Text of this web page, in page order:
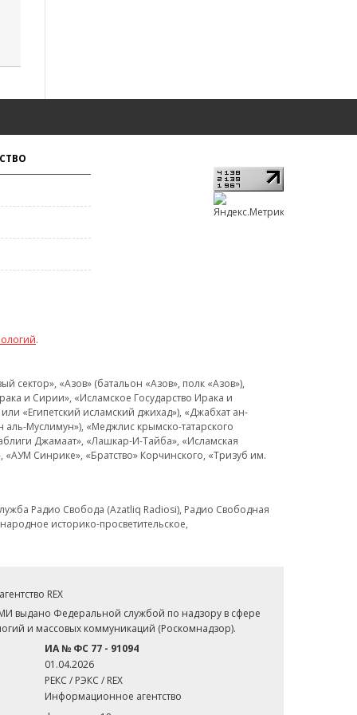
.
«Азов» (батальон «Азов», полк «Азов»),
и Сирии», «Исламское Государство Ирака и
«Египетский исламский джихад»), «Джабхат ан-
Муслимун»), «Меджлис крымско-татарского
Джамаат», «Лашкар-И-Тайба», «Исламская
Синрике», «Братство» Корчинского, «Тризуб им.
Радио Свобода (Azatliq Radiosi), Радио Свободная
историко-просветительское,
REX
выдано Федеральной службой по надзору в сфере
и массовых коммуникаций (Роскомнадзор).
ИА № ФС 77 - 91094
01.04.2026
РЕКС / РЭКС / REX
Информационное агентство